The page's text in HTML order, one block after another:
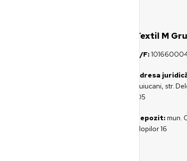
Textil M
C/F:
Adresa
Buiucani, str.
105
Depozit:mun.
Plopilor 16